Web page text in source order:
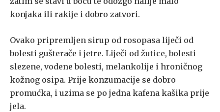
konjaka ili rakije i dobro zatvori.
Ovako pripremljen sirup od rosopasa liječi od
bolesti gušterače i jetre. Liječi od žutice, bolesti
slezene, vodene bolesti, melankolije i hroničnog
kožnog osipa. Prije konzumacije se dobro
promućka, i uzima se po jedna kafena kašika prije
jela.